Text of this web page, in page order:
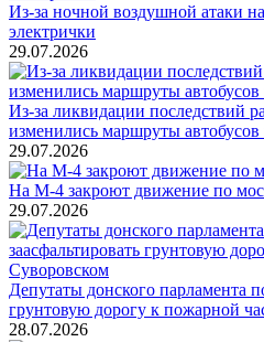
Из-за ночной воздушной атаки
электрички
29.07.2026
Из-за ликвидации последствий
изменились маршруты автобусов
29.07.2026
На М-4 закроют движение по
29.07.2026
Депутаты донского парламента
грунтовую дорогу к пожарной
28.07.2026